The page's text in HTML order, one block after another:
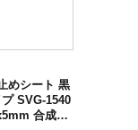
めシート 黒
SVG-1540
合成ゴ